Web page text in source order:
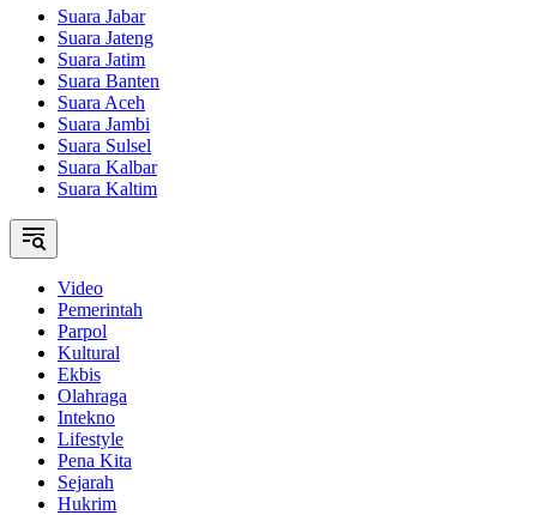
Suara Jabar
Suara Jateng
Suara Jatim
Suara Banten
Suara Aceh
Suara Jambi
Suara Sulsel
Suara Kalbar
Suara Kaltim
Video
Pemerintah
Parpol
Kultural
Ekbis
Olahraga
Intekno
Lifestyle
Pena Kita
Sejarah
Hukrim